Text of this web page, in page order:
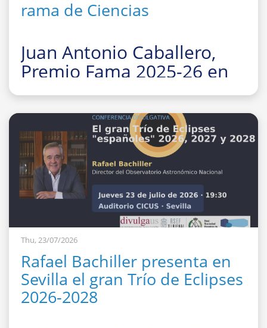
rama de Ciencias
Juan Antonio Caballero,
Premio Fama 2025-26 en
la rama de Ciencias
La Facultad de Fí
Thu, 23/07/2026
Rafael Bachiller presenta en
Sevilla el gran Trío de Eclipses
2026-2028